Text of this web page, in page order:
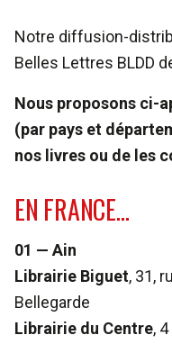
Notre diffusion-
Belles Lettres BLDD
Nous proposons ci-
(par pays et
nos livres ou de les
EN FRANCE…
01 — Ain
Librairie Biguet, 31,
Bellegarde
Librairie du Centre,